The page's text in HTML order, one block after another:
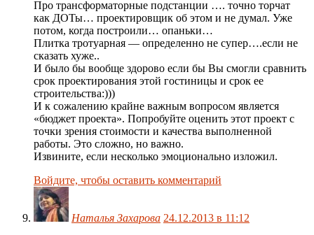
Про трансформаторные подстанции …. точно торчат
как ДОТы… проектировщик об этом и не думал. Уже
потом, когда построили… опаньки…
Плитка тротуарная — определенно не супер….если не
сказать хуже..
И было бы вообще здорово если бы Вы смогли сравнить
срок проектирования этой гостиницы и срок ее
строительства:)))
И к сожалению крайне важным вопросом является
«бюджет проекта». Попробуйте оценить этот проект с
точки зрения стоимости и качества выполненной
работы. Это сложно, но важно.
Извините, если несколько эмоционально изложил.
Войдите, чтобы оставить комментарий
Наталья Захарова 24.12.2013 в 11:12